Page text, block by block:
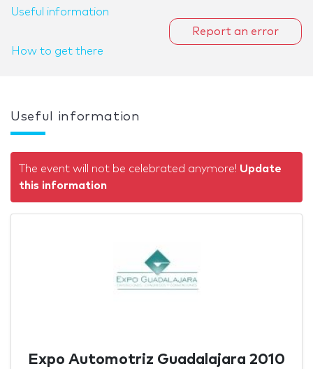
Useful information
How to get there
Report an error
Useful information
The event will not be celebrated anymore! Update
this information
Expo Automotriz Guadalajara 2010